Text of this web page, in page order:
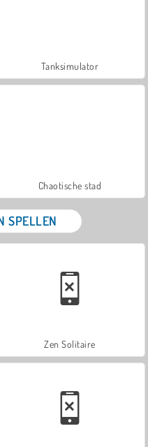
Tanksimulator
Chaotische stad
SPELLEN
Zen Solitaire